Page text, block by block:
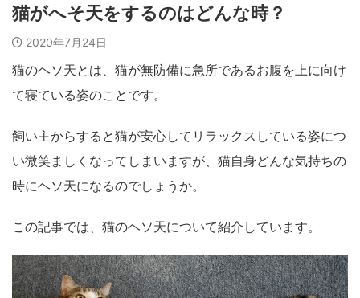
猫がへそ天をするのはどんな時？
2020年7月24日
猫のヘソ天とは、猫が無防備に急所であるお腹を上に向け
て寝ている姿のことです。
飼い主からすると猫が安心してリラックスしている姿につ
い微笑ましくなってしまいますが、猫自身どんな気持ちの
時にヘソ天になるのでしょうか。
この記事では、猫のヘソ天について紹介しています。